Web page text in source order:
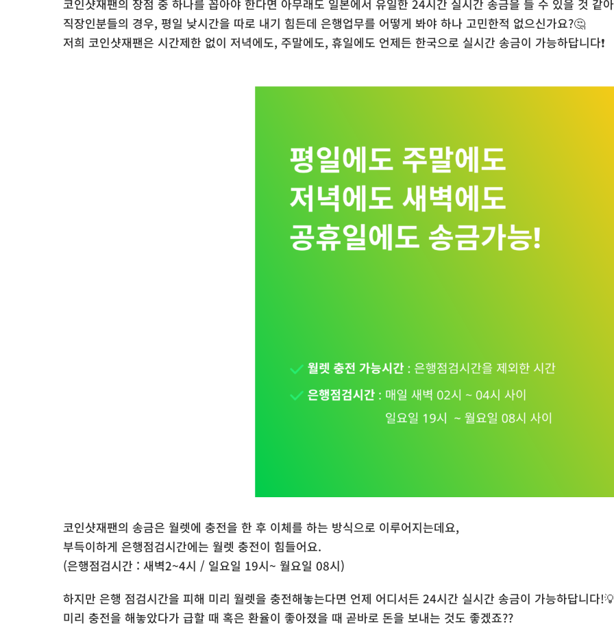
코인샷재팬의 장점 중 하나를 꼽아야 한다면 아무래도 일본에서 유일한 24시간 실시간 송금을 들 수 있을 것 같
직장인분들의 경우, 평일 낮시간을 따로 내기 힘든데 은행업무를 어떻게 봐야 하나 고민한적 없으신가요?🤔
저희 코인샷재팬은 시간제한 없이 저녁에도, 주말에도, 휴일에도 언제든 한국으로 실시간 송금이 가능하답니다❗
코인샷재팬의 송금은 월렛에 충전을 한 후 이체를 하는 방식으로 이루어지는데요,
부득이하게 은행점검시간에는 월렛 충전이 힘들어요.
(은행점검시간 : 새벽2~4시 / 일요일 19시~ 월요일 08시)
하지만 은행 점검시간을 피해 미리 월렛을 충전해놓는다면 언제 어디서든 24시간 실시간 송금이 가능하답니다
미리 충전을 해놓았다가 급할 때 혹은 환율이 좋아졌을 때 곧바로 돈을 보내는 것도 좋겠죠??